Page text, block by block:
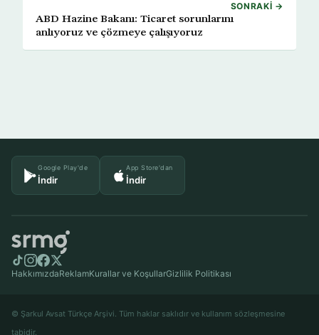
SONRAKI →
ABD Hazine Bakanı: Ticaret sorunlarını
anlıyoruz ve çözmeye çalışıyoruz
Google Play'de
İndir
App Store'dan
İndir
HakkımızdaReklamKurallar ve KoşullarGizlilik Politikası
© Şarkul Avsat Türkçe Arşivi. Tüm haklar saklıdır ve kullanım sözleşmesine
tabidir.